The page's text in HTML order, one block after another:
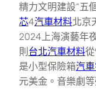
精力文明建設“五
芯4汽車材料北京
2024上海演藝年
則 台北汽車材料
是小型保險箱汽
元美金。音樂劇等